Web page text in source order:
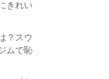
きれい
？スウ
ムで恥